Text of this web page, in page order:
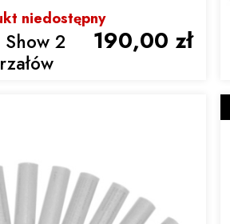
niedostępny
2
190,00 zł